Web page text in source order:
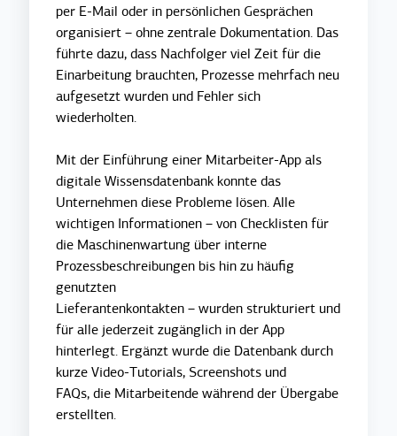
per E-Mail oder in persönlichen Gesprächen
organisiert – ohne zentrale Dokumentation. Das
führte dazu, dass Nachfolger viel Zeit für die
Einarbeitung brauchten, Prozesse mehrfach neu
aufgesetzt wurden und Fehler sich
wiederholten.
Mit der Einführung einer Mitarbeiter-App als
digitale Wissensdatenbank konnte das
Unternehmen diese Probleme lösen. Alle
wichtigen Informationen – von Checklisten für
die Maschinenwartung über interne
Prozessbeschreibungen bis hin zu häufig
genutzten
Lieferantenkontakten – wurden strukturiert und
für alle jederzeit zugänglich in der App
hinterlegt. Ergänzt wurde die Datenbank durch
kurze Video-Tutorials, Screenshots und
FAQs, die Mitarbeitende während der Übergabe
erstellten.